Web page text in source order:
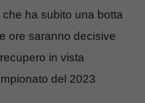
ha subito una botta
ore saranno decisive
in vista
del 2023